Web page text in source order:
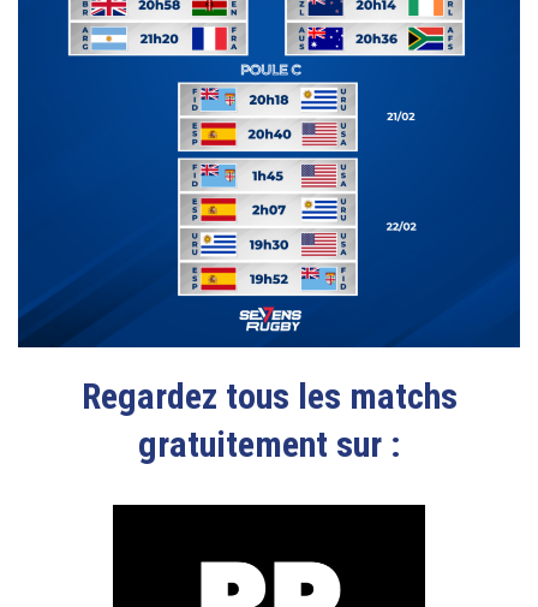
Regardez tous les matchs
gratuitement sur :